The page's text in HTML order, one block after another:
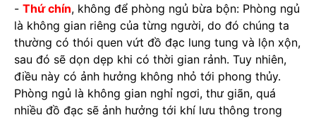
- Thứ chín, không để phòng ngủ bừa bộn: Phòng ngủ
là không gian riêng của từng người, do đó chúng ta
thường có thói quen vứt đồ đạc lung tung và lộn xộn,
sau đó sẽ dọn dẹp khi có thời gian rảnh. Tuy nhiên,
điều này có ảnh hưởng không nhỏ tới phong thủy.
Phòng ngủ là không gian nghỉ ngơi, thư giãn, quá
nhiều đồ đạc sẽ ảnh hưởng tới khí lưu thông trong